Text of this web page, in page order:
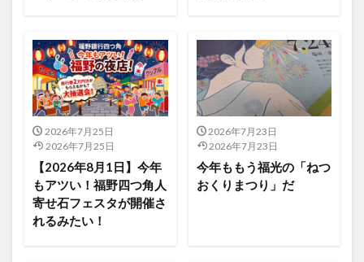
2026年7月25日
2026年7月25日
【2026年8月1日】今年
もアツい！福野四つ角人
寄せ石フェスタが開催さ
れるみたい！
2026年7月23日
2026年7月23日
今年ももう福光の「ねつ
おくりまつり」だ